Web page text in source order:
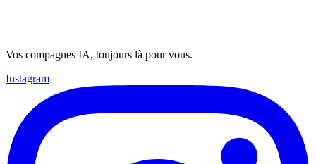
Vos compagnes IA, toujours là pour vous.
Instagram